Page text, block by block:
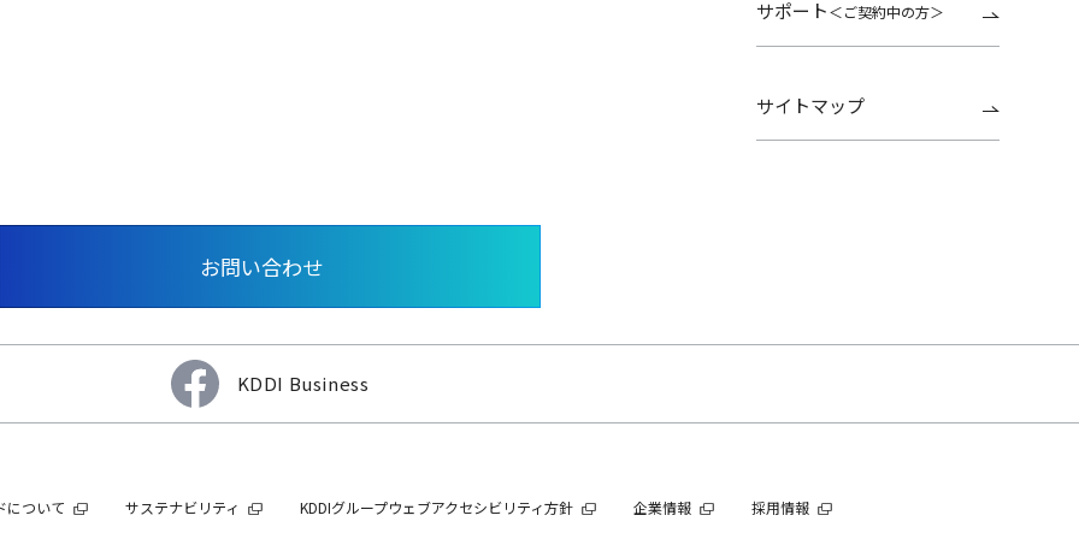
サポート＜ご契約中の方＞
サイトマップ
お問い合わせ
KDDI Business
について サステナビリティ KDDIグループウェブアクセシビリティ方針 企業情報 採用情報